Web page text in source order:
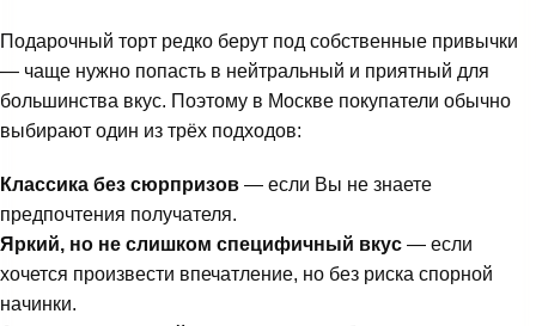
Подарочный торт редко берут под собственные привычки
— чаще нужно попасть в нейтральный и приятный для
большинства вкус. Поэтому в Москве покупатели обычно
выбирают один из трёх подходов:
Классика без сюрпризов — если Вы не знаете
предпочтения получателя.
Яркий, но не слишком специфичный вкус — если
хочется произвести впечатление, но без риска спорной
начинки.